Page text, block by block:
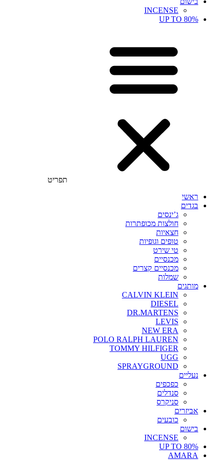
INCENSE
UP TO 80%
תפריט
ראשי
בגדים
ג’ינסים
חולצות מכופתרות
חצאיות
טופים וגופיות
טי שירט
מכנסיים
מכנסיים קצרים
שמלות
מותגים
CALVIN KLEIN
DIESEL
DR.MARTENS
LEVIS
NEW ERA
POLO RALPH LAUREN
TOMMY HILFIGER
UGG
SPRAYGROUND
נעליים
כפכפים
סנדלים
סניקרס
אביזרים
כובעים
בישום
INCENSE
UP TO 80%
AMARA